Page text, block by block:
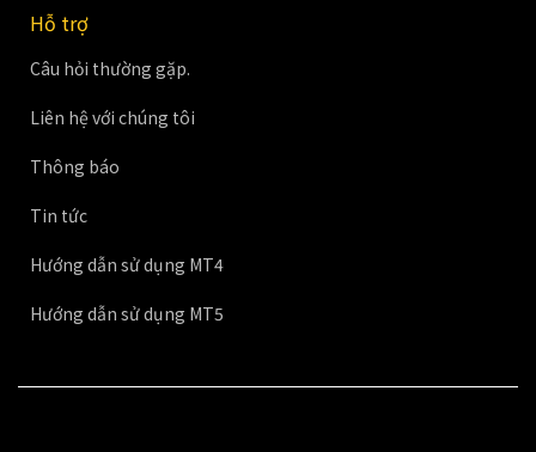
Hỗ trợ
Câu hỏi thường gặp.
Liên hệ với chúng tôi
Thông báo
Tin tức
Hướng dẫn sử dụng MT4
Hướng dẫn sử dụng MT5